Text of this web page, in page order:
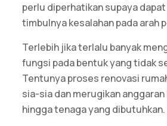
perlu diperhatikan supaya
timbulnya kesalahan pada arah
Terlebih jika terlalu banyak
fungsi pada bentuk yang tidak
Tentunya proses renovasi
sia-sia dan merugikan
hingga tenaga yang dibutuhkan.